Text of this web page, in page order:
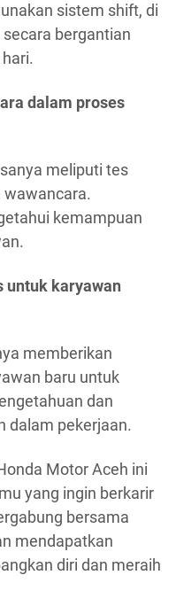
sistem shift, di
bergantian
dalam proses
meliputi tes
kemampuan
untuk karyawan
memberikan
baru untuk
dan
dalam pekerjaan.
Motor Aceh ini
yang ingin berkarir
bersama
mendapatkan
diri dan meraih